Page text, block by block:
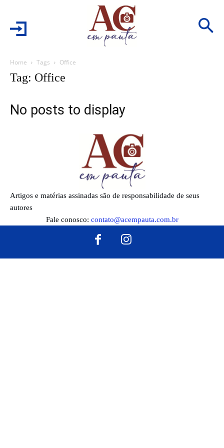
Home Tags Office
Tag: Office
No posts to display
Artigos e matérias assinadas são de responsabilidade de seus
autores
Fale conosco: contato@acempauta.com.br